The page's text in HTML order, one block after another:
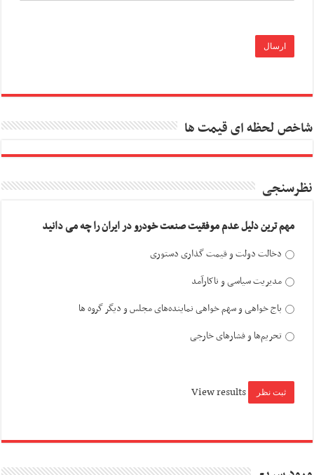
شاخص لحظه ای قیمت ها
نظرسنجی
مهم ترین دلیل عدم موفقیت صنعت خودرو در ایران را چه می دانید
دخالت دولت و قیمت گذاری دستوری
مدیریت سیاسی و ناکارآمد
باج خواهی و سهم خواهی نماینده‌های مجلس و دیگر گروه ها
تحریم‌ها و فشارهای خارجی
View results